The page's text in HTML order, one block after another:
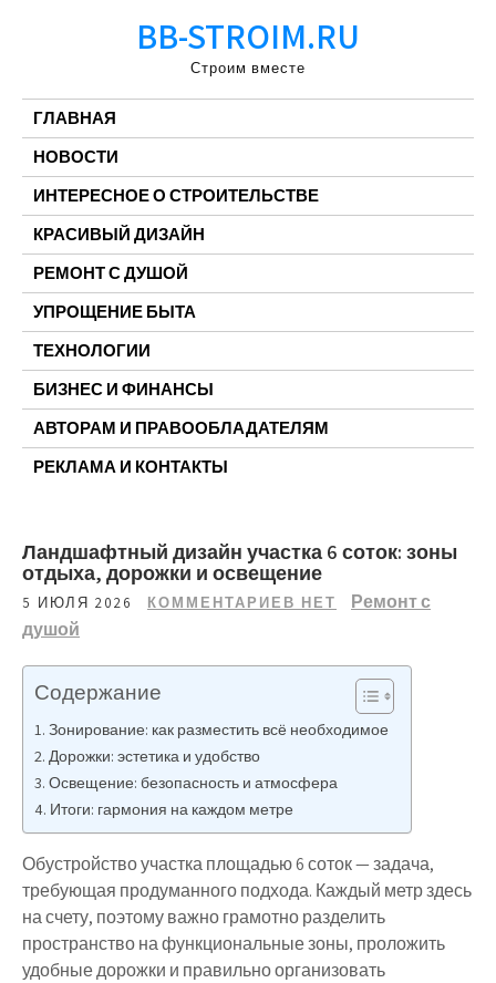
BB-STROIM.RU
Строим вместе
ГЛАВНАЯ
НОВОСТИ
ИНТЕРЕСНОЕ О СТРОИТЕЛЬСТВЕ
КРАСИВЫЙ ДИЗАЙН
РЕМОНТ С ДУШОЙ
УПРОЩЕНИЕ БЫТА
ТЕХНОЛОГИИ
БИЗНЕС И ФИНАНСЫ
АВТОРАМ И ПРАВООБЛАДАТЕЛЯМ
РЕКЛАМА И КОНТАКТЫ
Ландшафтный дизайн участка 6 соток: зоны
отдыха, дорожки и освещение
5 ИЮЛЯ 2026 КОММЕНТАРИЕВ НЕТ
Ремонт с
душой
Содержание
Зонирование: как разместить всё необходимое
Дорожки: эстетика и удобство
Освещение: безопасность и атмосфера
Итоги: гармония на каждом метре
Обустройство участка площадью 6 соток — задача,
требующая продуманного подхода. Каждый метр здесь
на счету, поэтому важно грамотно разделить
пространство на функциональные зоны, проложить
удобные дорожки и правильно организовать